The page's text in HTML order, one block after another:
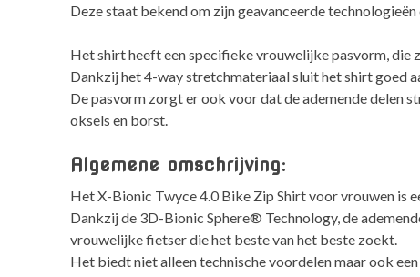
Deze staat bekend om zijn geavanceerde
Het shirt heeft een specifieke vrouwelijke pasvorm,
Dankzij het 4-way stretchmateriaal sluit het shirt goed
De pasvorm zorgt er ook voor dat de ademende delen
oksels en borst.
Algemene omschrijving:
Het X-Bionic Twyce 4.0 Bike Zip Shirt voor vrouwen is
Dankzij de 3D-Bionic Sphere® Technology, de
vrouwelijke fietser die het beste van het beste zoekt.
Het biedt niet alleen technische voordelen maar ook